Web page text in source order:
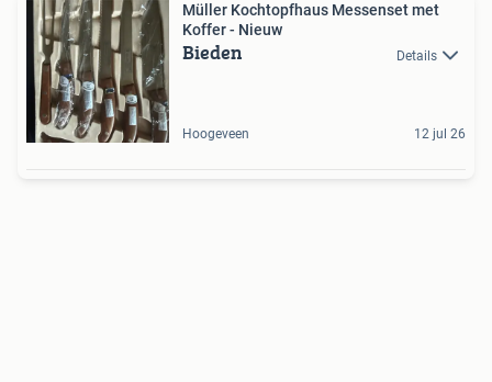
Müller Kochtopfhaus Messenset met
Koffer - Nieuw
Bieden Details
Hoogeveen 12 jul 26